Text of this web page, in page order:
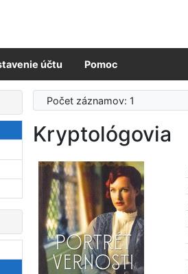
účtu Pomoc
Počet záznamov: 1
Kryptológovia